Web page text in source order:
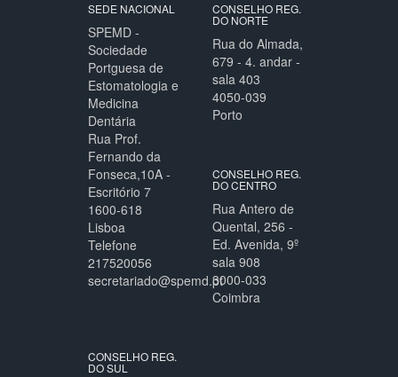
SEDE NACIONAL
SPEMD -
Sociedade
Portguesa de
Estomatologia e
Medicina
Dentária
Rua Prof.
Fernando da
Fonseca,10A -
Escritório 7
1600-618
Lisboa
Telefone
217520056
secretariado@spemd.pt
CONSELHO REG.
DO NORTE
Rua do Almada,
679 - 4. andar -
sala 403
4050-039
Porto
CONSELHO REG.
DO CENTRO
Rua Antero de
Quental, 256 -
Ed. Avenida, 9º
sala 908
3000-033
Coimbra
CONSELHO REG.
DO SUL